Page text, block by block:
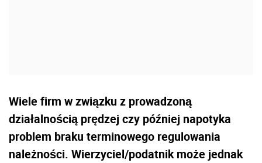
Wiele firm w związku z prowadzoną
działalnością prędzej czy później napotyka
problem braku terminowego regulowania
należności. Wierzyciel/podatnik może jednak